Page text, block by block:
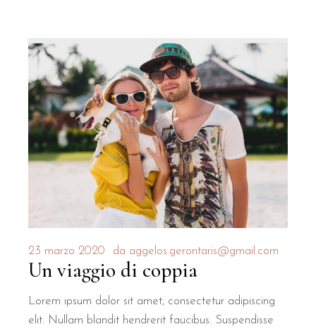
23 marzo 2020 da aggelos.gerontaris@gmail.com
Un viaggio di coppia
Lorem ipsum dolor sit amet, consectetur adipiscing
elit. Nullam blandit hendrerit faucibus. Suspendisse